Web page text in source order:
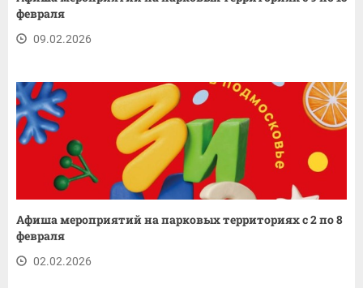
февраля
09.02.2026
Афиша мероприятий на парковых территориях с 2 по 8
февраля
02.02.2026